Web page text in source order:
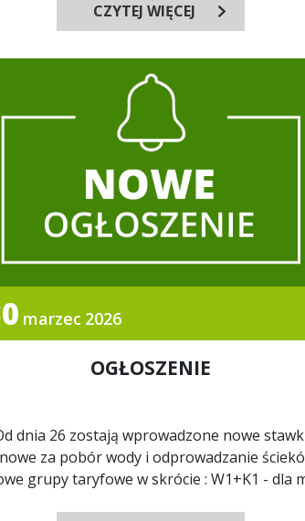
CZYTEJ WIĘCEJ
marzec 2026
OGŁOSZENIE
dnia 26 zostają wprowadzone nowe
za pobór wody i odprowadzanie
Nowe grupy taryfowe w skrócie : W1+K1 -